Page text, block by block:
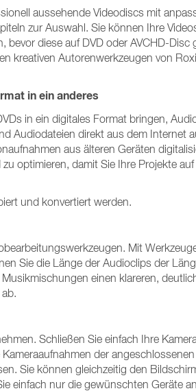
aussehende Videodiscs mit
zur Auswahl. Sie können Ihre
diese auf DVD oder AVCHD-
kreativen Autorenwerkzeugen von
in ein anderes
in ein digitales Format bringen,
Audiodateien direkt aus dem Internet
aus älteren Geräten
optimieren, damit Sie Ihre Projekte
und konvertiert werden.
Mit
Sie die Länge der Audioclips der
einen klareren,
Schließen Sie einfach Ihre
der
Sie können gleichzeitig den
einfach nur die gewünschten Geräte